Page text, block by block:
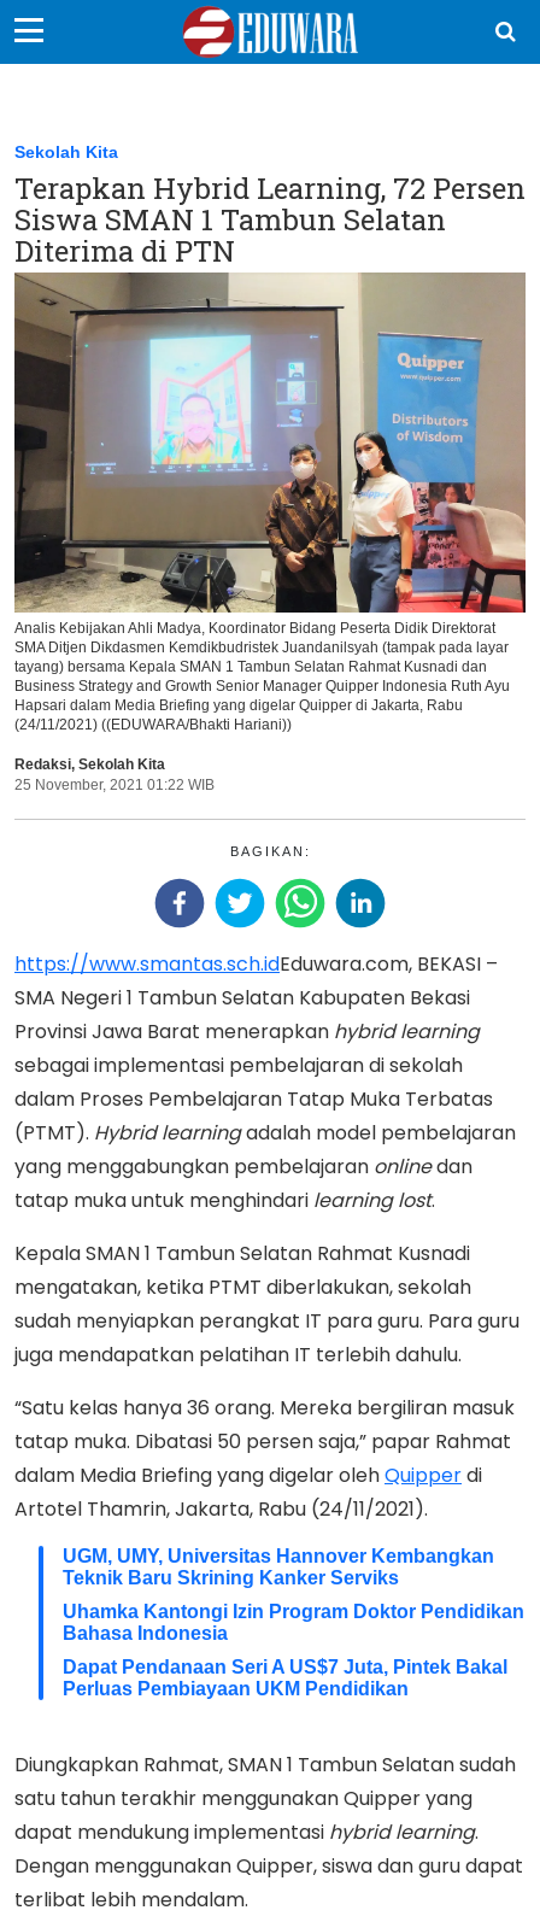
Sekolah Kita
Vokasi
Kampus
Idea
Sains
EduDana
Ikuti Kami di:
Sekolah Kita
Terapkan Hybrid Learning, 72 Persen
Siswa SMAN 1 Tambun Selatan
Diterima di PTN
Analis Kebijakan Ahli Madya, Koordinator Bidang Peserta Didik Direktorat
SMA Ditjen Dikdasmen Kemdikbudristek Juandanilsyah (tampak pada layar
tayang) bersama Kepala SMAN 1 Tambun Selatan Rahmat Kusnadi dan
Business Strategy and Growth Senior Manager Quipper Indonesia Ruth Ayu
Hapsari dalam Media Briefing yang digelar Quipper di Jakarta, Rabu
(24/11/2021) ((EDUWARA/Bhakti Hariani))
Redaksi, Sekolah Kita
25 November, 2021 01:22 WIB
BAGIKAN:
https://www.smantas.sch.idEduwara.com, BEKASI –
SMA Negeri 1 Tambun Selatan Kabupaten Bekasi
Provinsi Jawa Barat menerapkan hybrid learning
sebagai implementasi pembelajaran di sekolah
dalam Proses Pembelajaran Tatap Muka Terbatas
(PTMT). Hybrid learningadalah model pembelajaran
yang menggabungkan pembelajaran onlinedan
tatap muka untuk menghindari learning lost.
Kepala SMAN 1 Tambun Selatan Rahmat Kusnadi
mengatakan, ketika PTMT diberlakukan, sekolah
sudah menyiapkan perangkat IT para guru. Para guru
juga mendapatkan pelatihan IT terlebih dahulu.
“Satu kelas hanya 36 orang. Mereka bergiliran masuk
tatap muka. Dibatasi 50 persen saja,” papar Rahmat
dalam Media Briefing yang digelar olehQuipperdi
Artotel Thamrin, Jakarta, Rabu (24/11/2021).
UGM, UMY, Universitas Hannover Kembangkan
Teknik Baru Skrining Kanker Serviks
Uhamka Kantongi Izin Program Doktor Pendidikan
Bahasa Indonesia
Dapat Pendanaan Seri A US$7 Juta, Pintek Bakal
Perluas Pembiayaan UKM Pendidikan
Diungkapkan Rahmat, SMAN 1 Tambun Selatan sudah
satu tahun terakhir menggunakan Quipper yang
dapat mendukung implementasi hybrid learning.
Dengan menggunakan Quipper, siswa dan guru dapat
terlibat lebih mendalam.